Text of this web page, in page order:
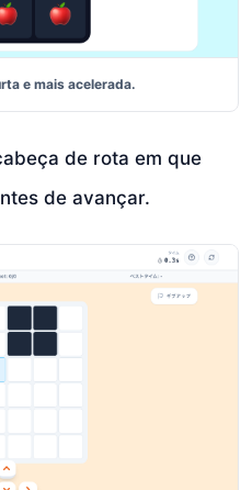
e mais acelerada.
de rota em que
de avançar.